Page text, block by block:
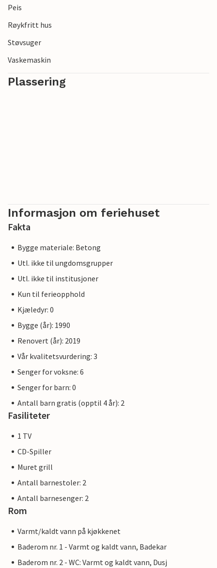
Peis
Røykfritt hus
Støvsuger
Vaskemaskin
Plassering
Informasjon om feriehuset
Fakta
Bygge materiale: Betong
Utl. ikke til ungdomsgrupper
Utl. ikke til institusjoner
Kun til ferieopphold
Kjæledyr: 0
Bygge (år): 1990
Renovert (år): 2019
Vår kvalitetsvurdering: 3
Senger for voksne: 6
Senger for barn: 0
Antall barn gratis (opptil 4 år): 2
Fasiliteter
1 TV
CD-Spiller
Muret grill
Antall barnestoler: 2
Antall barnesenger: 2
Rom
Varmt/kaldt vann på kjøkkenet
Baderom nr. 1 - Varmt og kaldt vann, Badekar
Baderom nr. 2 - WC: Varmt og kaldt vann, Dusj